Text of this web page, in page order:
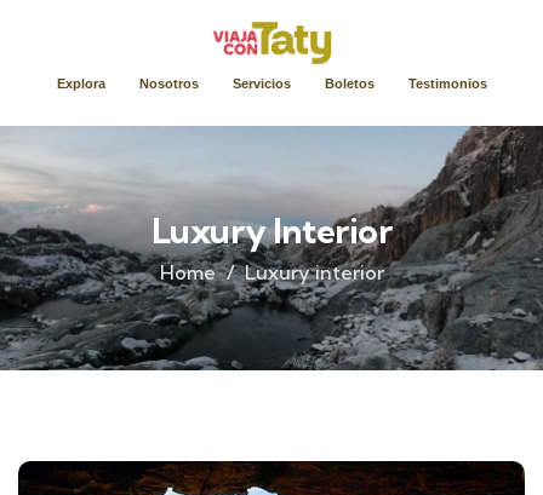
Explora Nosotros Servicios Boletos Testimonios
Luxury Interior
Home Luxury interior